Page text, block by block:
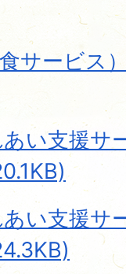
サービス
い支援サ
い支援サ